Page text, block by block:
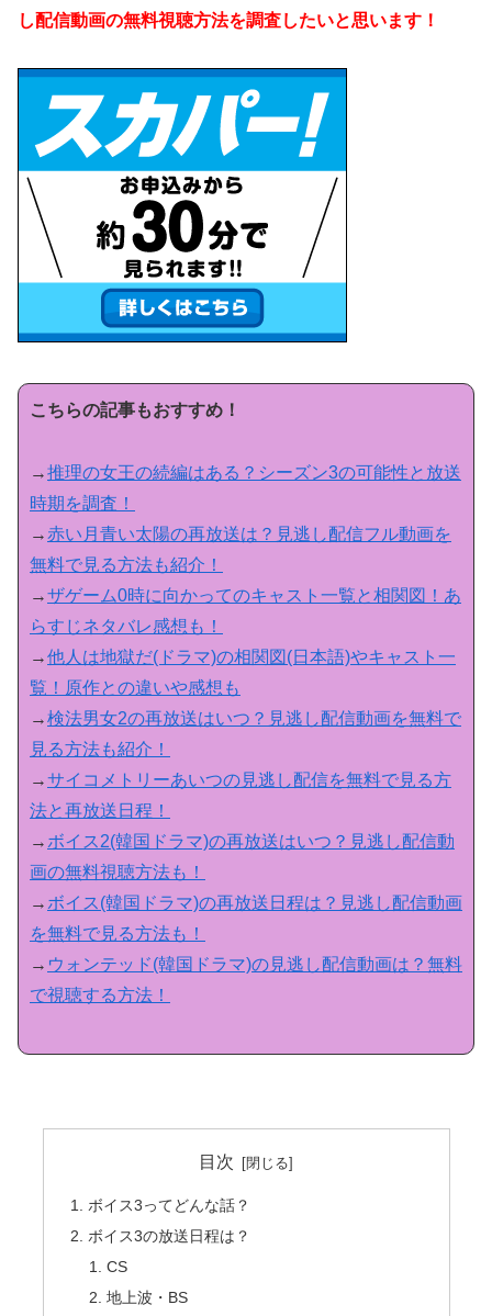
し配信動画の無料視聴方法を調査したいと思います！
こちらの記事もおすすめ！
→推理の女王の続編はある？シーズン3の可能性と放送
時期を調査！
→赤い月青い太陽の再放送は？見逃し配信フル動画を
無料で見る方法も紹介！
→ザゲーム0時に向かってのキャスト一覧と相関図！あ
らすじネタバレ感想も！
→他人は地獄だ(ドラマ)の相関図(日本語)やキャスト一
覧！原作との違いや感想も
→検法男女2の再放送はいつ？見逃し配信動画を無料で
見る方法も紹介！
→サイコメトリーあいつの見逃し配信を無料で見る方
法と再放送日程！
→ ボイス2(韓国ドラマ)の再放送はいつ？見逃し配信動
画の無料視聴方法も！
→ ボイス(韓国ドラマ)の再放送日程は？見逃し配信動画
を無料で見る方法も！
→ ウォンテッド(韓国ドラマ)の見逃し配信動画は？無料
で視聴する方法！
目次
ボイス3ってどんな話？
ボイス3の放送日程は？
CS
地上波・BS